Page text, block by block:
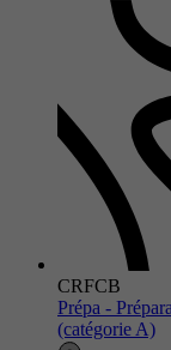
CRFCB
Prépa -
(catégorie A)